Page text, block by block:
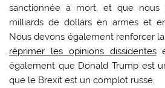
sanctionnée à mort, et que nous
milliards de dollars en armes et
Nous devons également renforcer
réprimer les opinions dissidentes
également que Donald Trump est
que le Brexit est un complot russe.